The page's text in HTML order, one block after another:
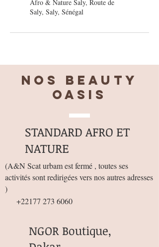
Afro & Nature Saly, Route de
Saly, Saly, Sénégal
Nos BEAUTY
OASIS
STANDARD AFRO ET
NATURE
(A&N Scat urbam est fermé , toutes ses
activités sont redirigées vers nos autres adresses
)
+22177 273 6060
NGOR Boutique,